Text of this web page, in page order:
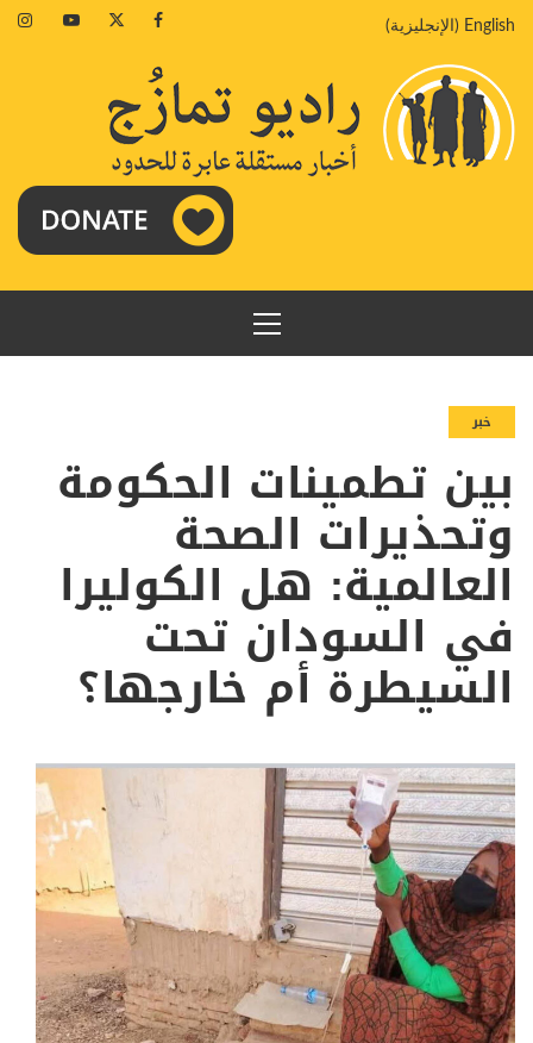
إلىEnglish
( الإنجليزية)
Facebook
Twitter
Youtube
القائمة
الرئيسية
خبر
بين تطمينات الحكومة
وتحذيرات الصحة
العالمية: هل الكوليرا
في السودان تحت
السيطرة أم خارجها؟